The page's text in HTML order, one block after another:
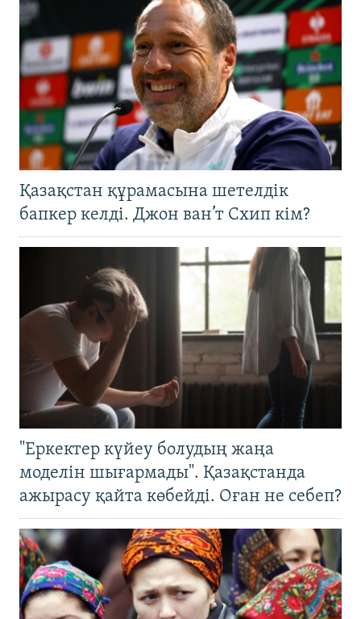
Қазақстан құрамасына шетелдік
бапкер келді. Джон ван’т Схип кім?
"Еркектер күйеу болудың жаңа
моделін шығармады". Қазақстанда
ажырасу қайта көбейді. Оған не себеп?